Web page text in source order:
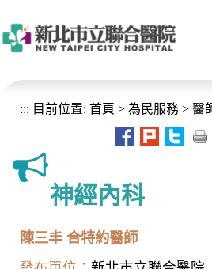
::: 目前位置: 首頁 > 為民服務 > 醫
神經內科
陳三丰 合特約醫師